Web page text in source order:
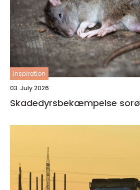
inspiration
03. July 2026
Skadedyrsbekæmpelse sorø